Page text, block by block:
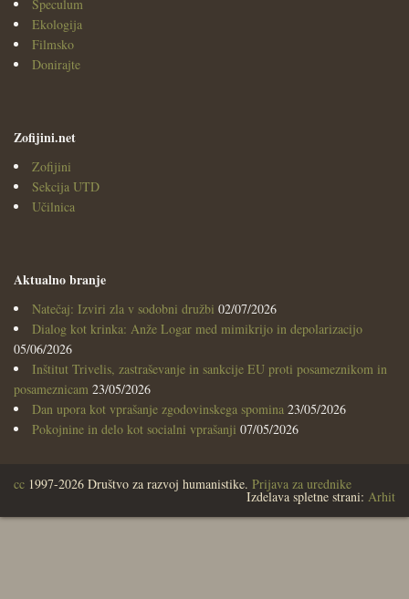
Speculum
Ekologija
Filmsko
Donirajte
Zofijini.net
Zofijini
Sekcija UTD
Učilnica
Aktualno branje
Natečaj: Izviri zla v sodobni družbi 02/07/2026
Dialog kot krinka: Anže Logar med mimikrijo in depolarizacijo
05/06/2026
Inštitut Trivelis, zastraševanje in sankcije EU proti posameznikom in
posameznicam 23/05/2026
Dan upora kot vprašanje zgodovinskega spomina 23/05/2026
Pokojnine in delo kot socialni vprašanji 07/05/2026
cc 1997-2026 Društvo za razvoj humanistike. Prijava za urednike
Izdelava spletne strani: Arhit